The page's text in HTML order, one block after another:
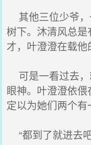
其他三位少爷，
树下。沐清风总
才，叶澄澄在载他
可是一看过去，
眼神。叶澄澄依
定以为她们两个有
“都到了就进去